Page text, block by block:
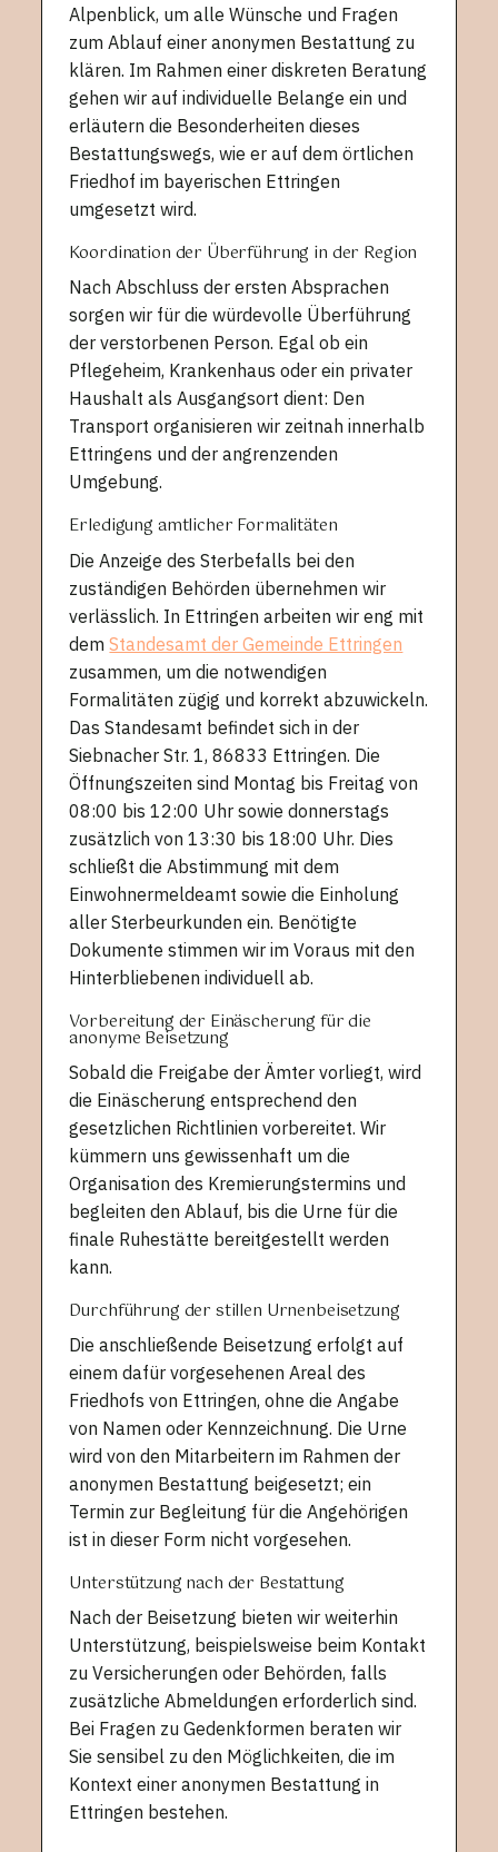
Alpenblick, um alle Wünsche und Fragen
zum Ablauf einer anonymen Bestattung zu
klären. Im Rahmen einer diskreten Beratung
gehen wir auf individuelle Belange ein und
erläutern die Besonderheiten dieses
Bestattungswegs, wie er auf dem örtlichen
Friedhof im bayerischen Ettringen
umgesetzt wird.
Koordination der Überführung in der Region
Nach Abschluss der ersten Absprachen
sorgen wir für die würdevolle Überführung
der verstorbenen Person. Egal ob ein
Pflegeheim, Krankenhaus oder ein privater
Haushalt als Ausgangsort dient: Den
Transport organisieren wir zeitnah innerhalb
Ettringens und der angrenzenden
Umgebung.
Erledigung amtlicher Formalitäten
Die Anzeige des Sterbefalls bei den
zuständigen Behörden übernehmen wir
verlässlich. In Ettringen arbeiten wir eng mit
demStandesamt der Gemeinde Ettringen
zusammen, um die notwendigen
Formalitäten zügig und korrekt abzuwickeln.
Das Standesamt befindet sich in der
Siebnacher Str. 1, 86833 Ettringen. Die
Öffnungszeiten sind Montag bis Freitag von
08:00 bis 12:00 Uhr sowie donnerstags
zusätzlich von 13:30 bis 18:00 Uhr. Dies
schließt die Abstimmung mit dem
Einwohnermeldeamt sowie die Einholung
aller Sterbeurkunden ein. Benötigte
Dokumente stimmen wir im Voraus mit den
Hinterbliebenen individuell ab.
Vorbereitung der Einäscherung für die
anonyme Beisetzung
Sobald die Freigabe der Ämter vorliegt, wird
die Einäscherung entsprechend den
gesetzlichen Richtlinien vorbereitet. Wir
kümmern uns gewissenhaft um die
Organisation des Kremierungstermins und
begleiten den Ablauf, bis die Urne für die
finale Ruhestätte bereitgestellt werden
kann.
Durchführung der stillen Urnenbeisetzung
Die anschließende Beisetzung erfolgt auf
einem dafür vorgesehenen Areal des
Friedhofs von Ettringen, ohne die Angabe
von Namen oder Kennzeichnung. Die Urne
wird von den Mitarbeitern im Rahmen der
anonymen Bestattung beigesetzt; ein
Termin zur Begleitung für die Angehörigen
ist in dieser Form nicht vorgesehen.
Unterstützung nach der Bestattung
Nach der Beisetzung bieten wir weiterhin
Unterstützung, beispielsweise beim Kontakt
zu Versicherungen oder Behörden, falls
zusätzliche Abmeldungen erforderlich sind.
Bei Fragen zu Gedenkformen beraten wir
Sie sensibel zu den Möglichkeiten, die im
Kontext einer anonymen Bestattung in
Ettringen bestehen.